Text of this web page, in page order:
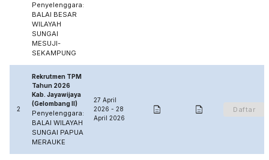
Penyelenggara:
BALAI BESAR
WILAYAH
SUNGAI
MESUJI-
SEKAMPUNG
2
Rekrutmen TPM
Tahun 2026
Kab. Jayawijaya
(Gelombang II)
Penyelenggara:
BALAI WILAYAH
SUNGAI PAPUA
MERAUKE
27 April
2026 - 28
April 2026
  Daftar